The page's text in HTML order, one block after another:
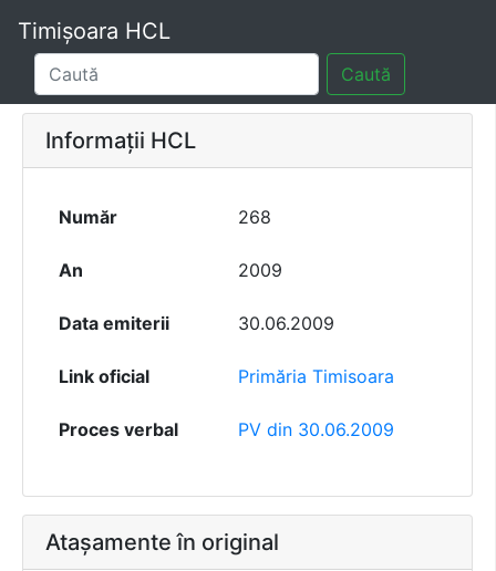
Timișoara HCL
Caută
Informații HCL
Număr 268
An 2009
Data emiterii 30.06.2009
Link oficial Primăria Timisoara
Proces verbal PV din 30.06.2009
Atașamente în original